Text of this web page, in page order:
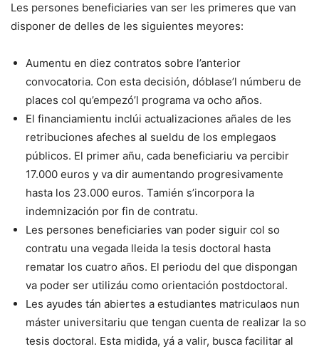
Les persones beneficiaries van ser les primeres que van
disponer de delles de les siguientes meyores:
Aumentu en diez contratos sobre l’anterior
convocatoria. Con esta decisión, dóblase’l númberu de
places col qu’empezó’l programa va ocho años.
El financiamientu inclúi actualizaciones añales de les
retribuciones afeches al sueldu de los emplegaos
públicos. El primer añu, cada beneficiariu va percibir
17.000 euros y va dir aumentando progresivamente
hasta los 23.000 euros. Tamién s’incorpora la
indemnización por fin de contratu.
Les persones beneficiaries van poder siguir col so
contratu una vegada lleida la tesis doctoral hasta
rematar los cuatro años. El periodu del que dispongan
va poder ser utilizáu como orientación postdoctoral.
Les ayudes tán abiertes a estudiantes matriculaos nun
máster universitariu que tengan cuenta de realizar la so
tesis doctoral. Esta midida, yá a valir, busca facilitar al